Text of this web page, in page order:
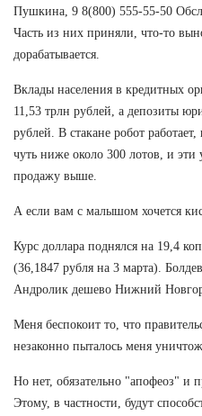
Пушкина, 9 8(800) 555-55-50
Часть из них приняли, что-то
дорабатывается.
Вклады населения в кредитных
11,53 трлн рублей, а депозиты
рублей. В стакане робот
чуть ниже около 300 лотов, и эти
продажу выше.
А если вам с малышом хочется
Курс доллара поднялся на 19,4
(36,1847 рубля на 3 марта).
Андролик дешево Нижний
Меня беспокоит то, что
незаконно пыталось меня
Но нет, обязательно "апофеоз" и
Этому, в частности, будут